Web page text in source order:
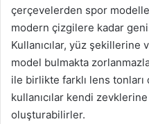
çerçevelerden spor
modern çizgilere kadar
Kullanıcılar, yüz
model bulmakta
ile birlikte farklı lens
kullanıcılar kendi
oluşturabilirler.